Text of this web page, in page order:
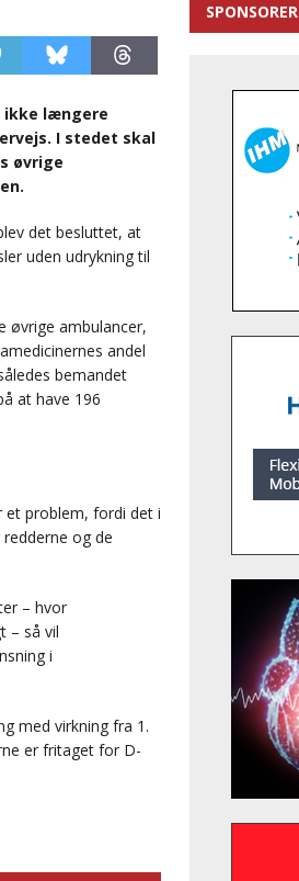
ikke længere
I stedet skal
øvrige
det besluttet, at
uden udrykning til
øvrige ambulancer,
andel
bemandet
at have 196
et problem, fordi det i
og de
– hvor
– så vil
i
med virkning fra 1.
er fritaget for D-
SPONSORER